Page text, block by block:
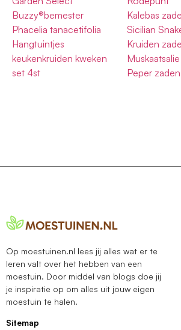
Buzzy®bemester
Phacelia tanacetifolia
Hangtuintjes
keukenkruiden kweken
set 4st
Kalebas
Sicilian
Kruiden
Muskaatsalie
Peper
Op moestuinen.nl lees jij alles wat er te
leren valt over het hebben van een
moestuin. Door middel van blogs doe jij
je inspiratie op om alles uit jouw eigen
moestuin te halen.
Sitemap